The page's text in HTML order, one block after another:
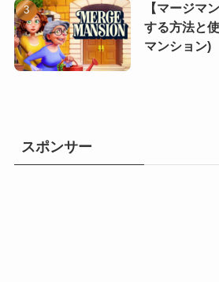
【マージマ
する方法と
マンション)
スポンサー